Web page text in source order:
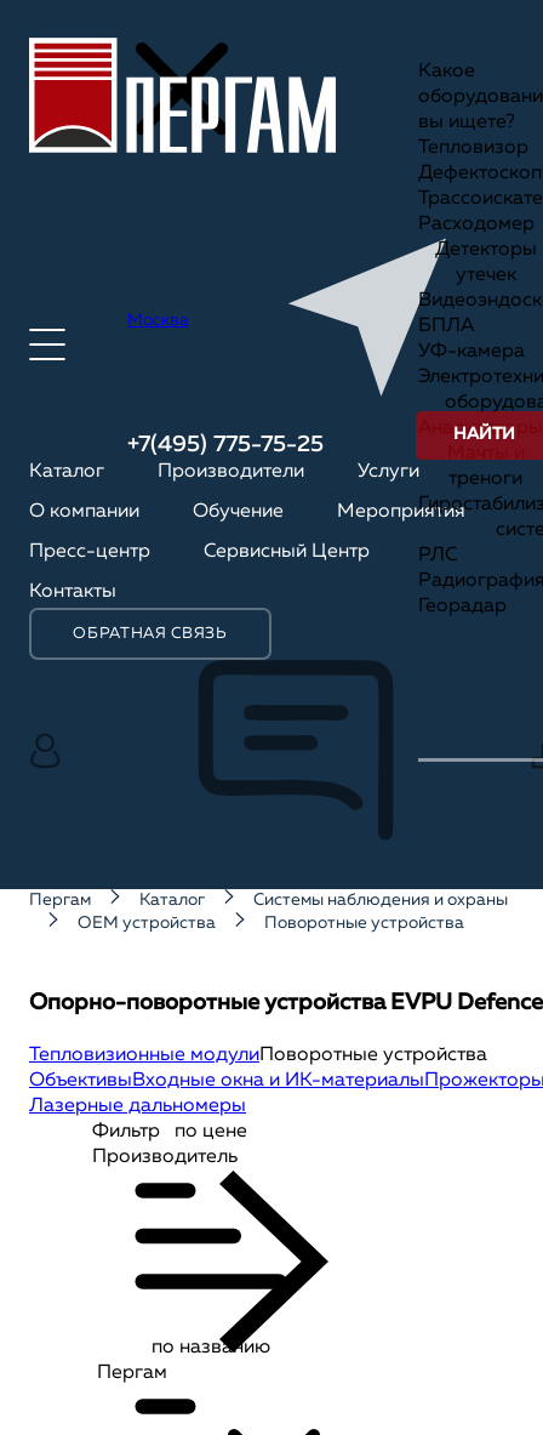
Москва
+7(495) 775-75-25
Каталог Производители Услуги
О компании Обучение Мероприятия
Пресс-центр Сервисный Центр
Контакты
ОБРАТНАЯ СВЯЗЬ
Какое
вы ищете?
Тепловизор
Дефектоскоп
Расходомер
Детекторы
утечек
БПЛА
УФ-камера
Анализаторы
треноги
РЛС
Георадар
НАЙТИ
Пергам Каталог
Системы наблюдения и охраны
OEM устройства
Поворотные устройства
Опорно-поворотные устройства EVPU Defence
Тепловизионные модули Поворотные устройства
ОбъективыВходные окна и ИК-материалы
Лазерные дальномеры
по цене
по названию
Фильтр
Производитель
Пергам